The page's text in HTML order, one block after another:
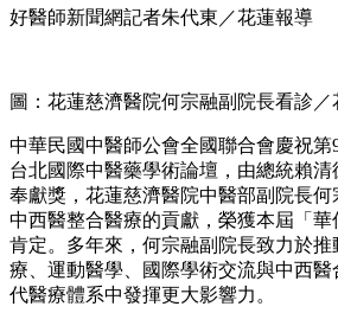
好醫師新聞網記者朱代東／花蓮報導
圖：花蓮慈濟醫院何宗融副院長看診
中華民國中醫師公會全國聯合會慶祝第
台北國際中醫藥學術論壇，由總統賴
奉獻獎，花蓮慈濟醫院中醫部副院長
中西醫整合醫療的貢獻，榮獲本屆「
肯定。多年來，何宗融副院長致力於
療、運動醫學、國際學術交流與中西
代醫療體系中發揮更大影響力。